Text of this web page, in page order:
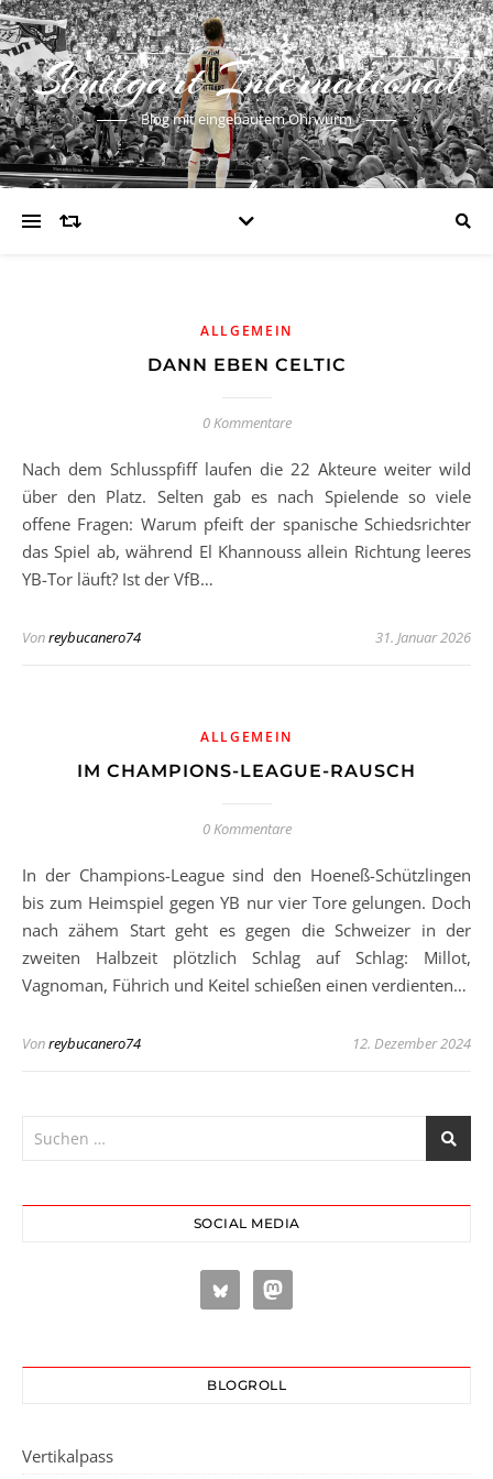
Stuttgart International
Blog mit eingebautem Ohrwurm
ALLGEMEIN
DANN EBEN CELTIC
0 Kommentare
Nach dem Schlusspfiff laufen die 22 Akteure weiter wild
über den Platz. Selten gab es nach Spielende so viele
offene Fragen: Warum pfeift der spanische Schiedsrichter
das Spiel ab, während El Khannouss allein Richtung leeres
YB-Tor läuft? Ist der VfB…
Vonreybucanero74 31. Januar 2026
ALLGEMEIN
IM CHAMPIONS-LEAGUE-RAUSCH
0 Kommentare
In der Champions-League sind den Hoeneß-Schützlingen
bis zum Heimspiel gegen YB nur vier Tore gelungen. Doch
nach zähem Start geht es gegen die Schweizer in der
zweiten Halbzeit plötzlich Schlag auf Schlag: Millot,
Vagnoman, Führich und Keitel schießen einen verdienten…
Vonreybucanero74 12. Dezember 2024
SOCIAL MEDIA
BLOGROLL
Vertikalpass